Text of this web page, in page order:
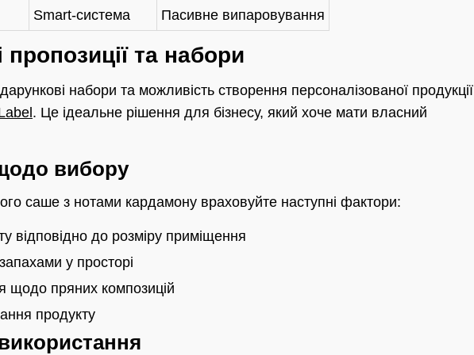
Smart-система Пасивне випаровування
пропозиції та набори
набори та можливість створення персоналізованої продукції
. Це ідеальне рішення для бізнесу, який хоче мати власний
вибору
саше з нотами кардамону враховуйте наступні фактори:
відповідно до розміру приміщення
у просторі
щодо пряних композицій
продукту